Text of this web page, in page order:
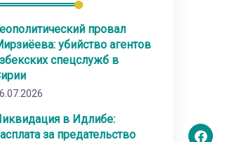
провал
убийство агентов
спецслужб в
в Идлибе:
за предательство